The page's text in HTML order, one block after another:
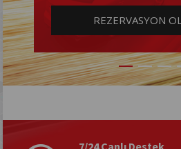
REZERVASYON
7/24 Canlı Destek